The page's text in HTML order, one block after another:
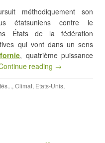
méthodiquement son
étatsuniens contre le
États de la fédération
qui vont dans un sens
, quatrième puissance
reading →
, Climat, Etats-Unis,